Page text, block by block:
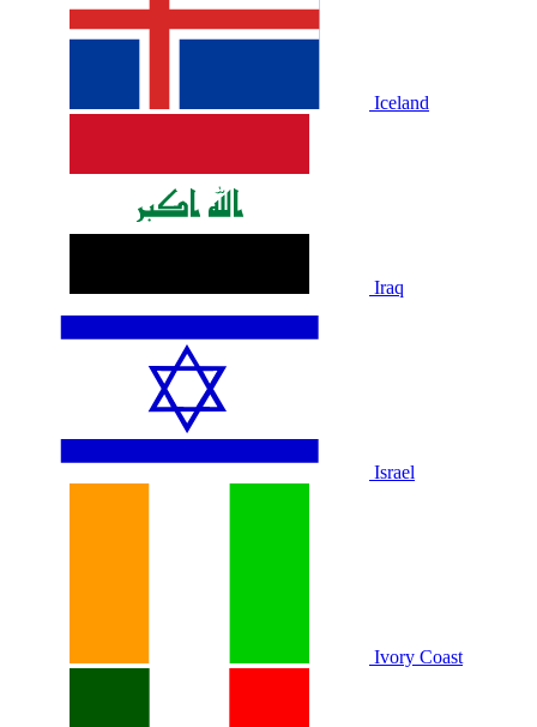
Iceland
Iraq
Israel
Ivory Coast